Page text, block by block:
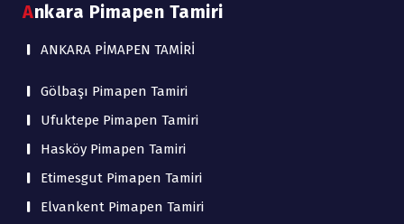
Ankara Pimapen Tamiri
ANKARA PİMAPEN TAMİRİ
Gölbaşı Pimapen Tamiri
Ufuktepe Pimapen Tamiri
Hasköy Pimapen Tamiri
Etimesgut Pimapen Tamiri
Elvankent Pimapen Tamiri